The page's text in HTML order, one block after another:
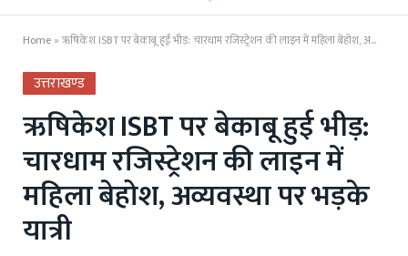
Home » ऋषिकेश ISBT पर बेकाबू हुई भीड़: चारधाम रजिस्ट्रेशन की लाइन में महिला बेहोश, अव्यवस्था पर भड़के यात्री
उत्तराखण्ड
ऋषिकेश ISBT पर बेकाबू हुई भीड़:
चारधाम रजिस्ट्रेशन की लाइन में
महिला बेहोश, अव्यवस्था पर भड़के
यात्री